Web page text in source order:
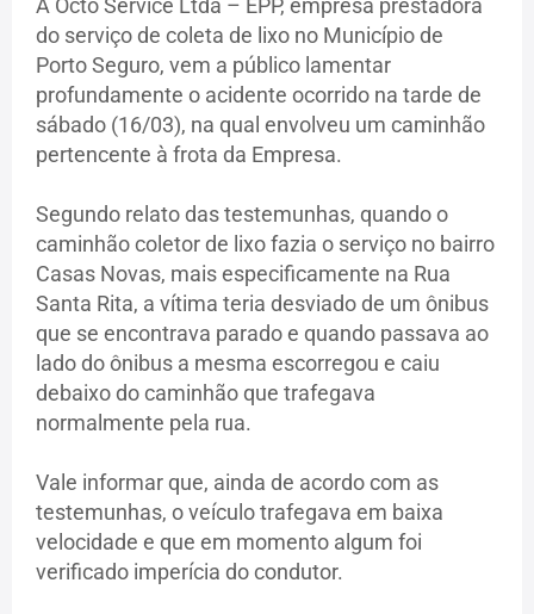
A Octo Service Ltda – EPP, empresa prestadora
do serviço de coleta de lixo no Município de
Porto Seguro, vem a público lamentar
profundamente o acidente ocorrido na tarde de
sábado (16/03), na qual envolveu um caminhão
pertencente à frota da Empresa.
Segundo relato das testemunhas, quando o
caminhão coletor de lixo fazia o serviço no bairro
Casas Novas, mais especificamente na Rua
Santa Rita, a vítima teria desviado de um ônibus
que se encontrava parado e quando passava ao
lado do ônibus a mesma escorregou e caiu
debaixo do caminhão que trafegava
normalmente pela rua.
Vale informar que, ainda de acordo com as
testemunhas, o veículo trafegava em baixa
velocidade e que em momento algum foi
verificado imperícia do condutor.